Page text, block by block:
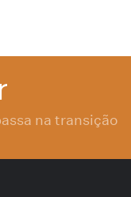
na transição